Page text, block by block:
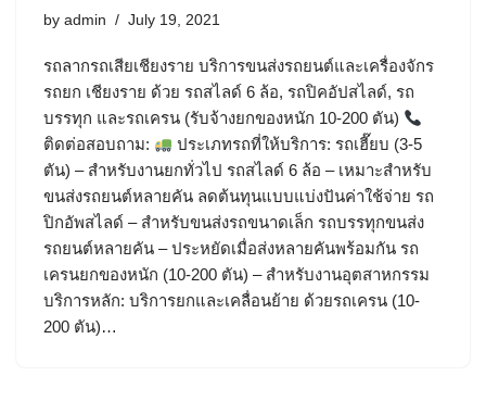
by admin July 19, 2021
รถลากรถเสียเชียงราย บริการขนส่งรถยนต์และเครื่องจักร
รถยก เชียงราย ด้วย รถสไลด์ 6 ล้อ, รถปิคอัปสไลด์, รถ
บรรทุก และรถเครน (รับจ้างยกของหนัก 10-200 ตัน)
ติดต่อสอบถาม:
ประเภทรถที่ให้บริการ: รถเฮี๊ยบ (3-5
ตัน) – สำหรับงานยกทั่วไป รถสไลด์ 6 ล้อ – เหมาะสำหรับ
ขนส่งรถยนต์หลายคัน ลดต้นทุนแบบแบ่งปันค่าใช้จ่าย รถ
ปิกอัพสไลด์ – สำหรับขนส่งรถขนาดเล็ก รถบรรทุกขนส่ง
รถยนต์หลายคัน – ประหยัดเมื่อส่งหลายคันพร้อมกัน รถ
เครนยกของหนัก (10-200 ตัน) – สำหรับงานอุตสาหกรรม
บริการหลัก: บริการยกและเคลื่อนย้าย ด้วยรถเครน (10-
200 ตัน)…